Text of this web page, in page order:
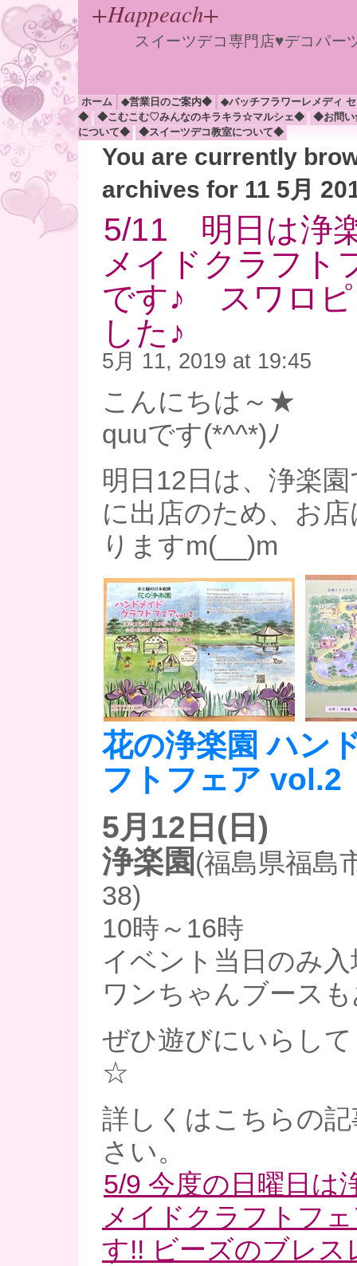
+Happeach+
スイーツデコ専門店♥デコパ
ホーム ◆営業日のご案内◆
◆バッチフラワーレメディ
◆
◆こむこむ♡みんなのキラキラ☆マルシェ◆
◆お問
について◆
◆スイーツデコ教室について◆
You are currently
archives for 11 5月
5/11 明日は浄
メイドクラフト
です♪ スワロピ
した♪
5月 11, 2019 at 19:45
こんにちは～★
quuです(*^^*)ﾉ
明日12日は、浄楽
に出店のため、お
りますm(__)m
花の浄楽園 ハン
フトフェア vol.2
5月12日(日)
浄楽園 (福島県福島
38)
10時～16時
イベント当日のみ
ワンちゃんブース
ぜひ遊びにいらし
☆
詳しくはこちらの
さい。
5/9 今度の日曜日は
メイドクラフトフ
す!! ビーズのブレス